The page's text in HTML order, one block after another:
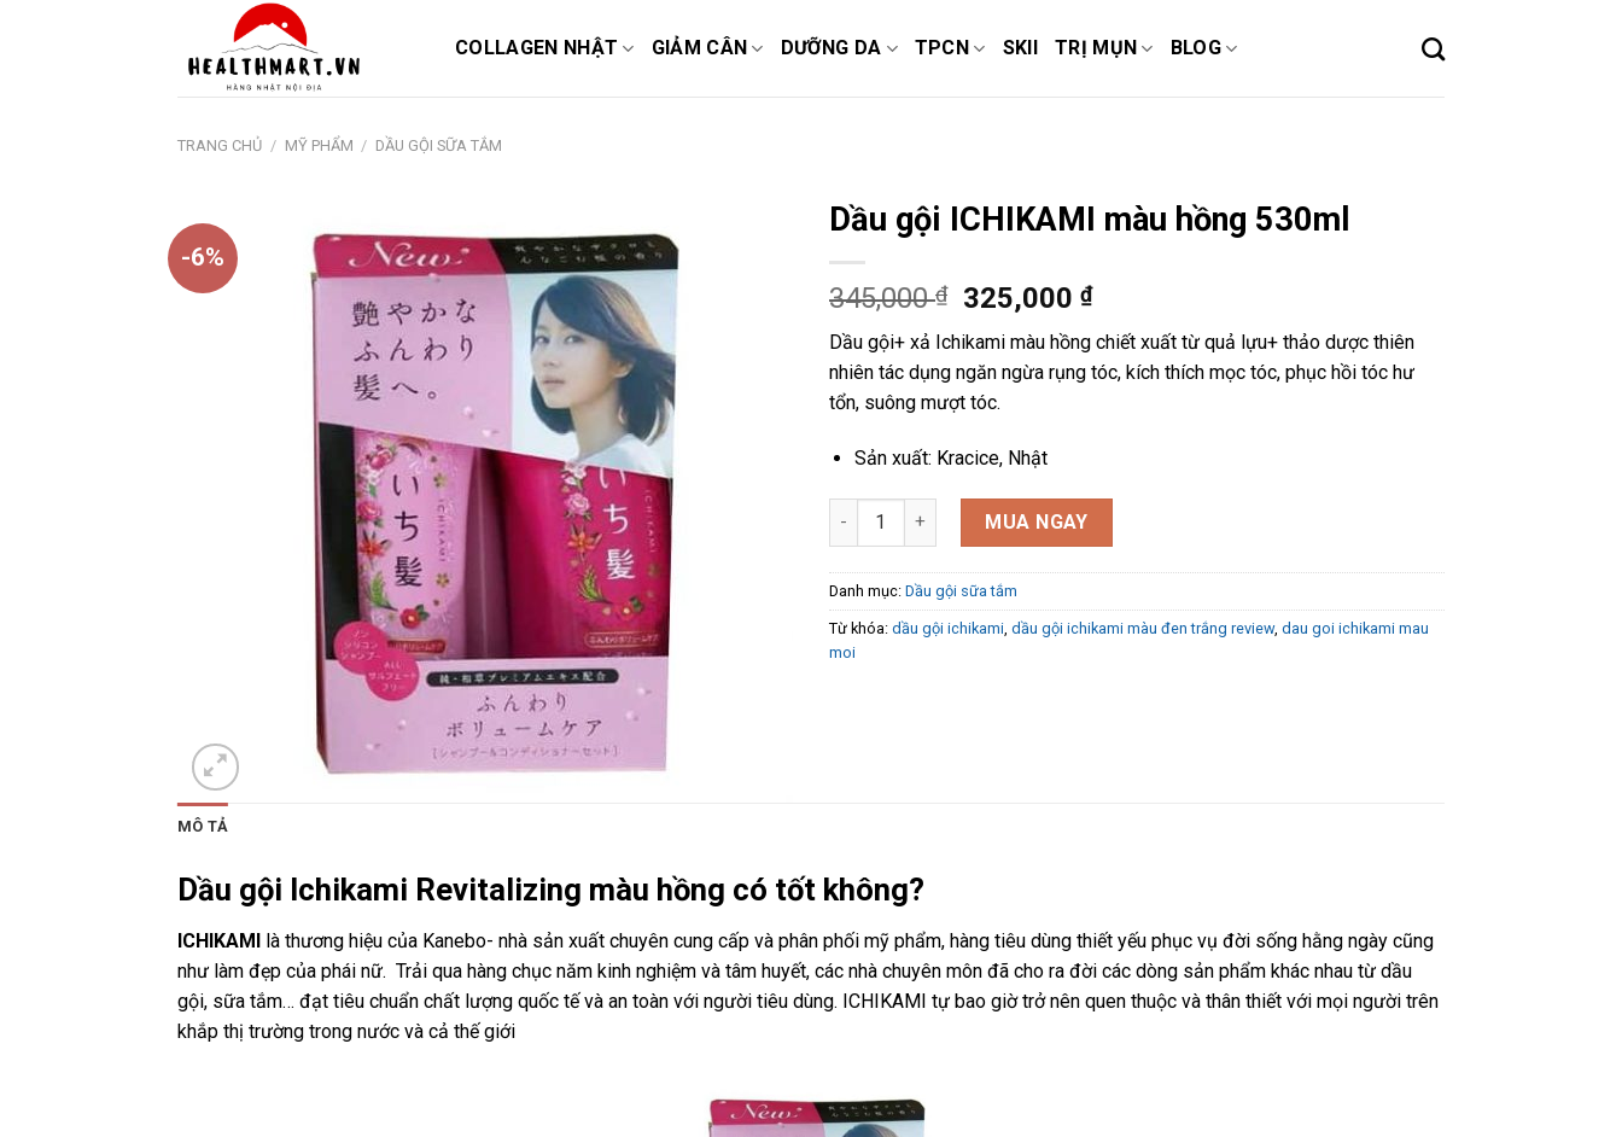
COLLAGEN NHẬT GIẢM CÂN DƯỠNG DA TPCN SKII TRỊ MỤN BLOG
TRANG CHỦ / MỸ PHẨM / DẦU GỘI SỮA TẮM
-6%
Dầu gội ICHIKAMI màu hồng 530ml
345,000₫ 325,000₫
Dầu gội+ xả Ichikami màu hồng chiết xuất từ quả lựu+ thảo dược thiên
nhiên tác dụng ngăn ngừa rụng tóc, kích thích mọc tóc, phục hồi tóc hư
tổn, suông mượt tóc.
Sản xuất: Kracice, Nhật
Dầu gội ICHIKAMI màu hồng 530ml số lượng
MUA NGAY
Danh mục: Dầu gội sữa tắm
Từ khóa: dầu gội ichikami dầu gội ichikami màu đen trắng review, dau goi ichikami mau
moi
MÔ TẢ
Dầu gội Ichikami Revitalizing màu hồng có tốt không?
ICHIKAMI là thương hiệu của Kanebo- nhà sản xuất chuyên cung cấp và phân phối mỹ phẩm, hàng tiêu dùng thiết yếu phục vụ đời sống hằng ngày cũng
như làm đẹp của phái nữ. Trải qua hàng chục năm kinh nghiệm và tâm huyết, các nhà chuyên môn đã cho ra đời các dòng sản phẩm khác nhau từ dầu
gội, sữa tắm… đạt tiêu chuẩn chất lượng quốc tế và an toàn với người tiêu dùng. ICHIKAMI tự bao giờ trở nên quen thuộc và thân thiết với mọi người trên
khắp thị trường trong nước và cả thế giới